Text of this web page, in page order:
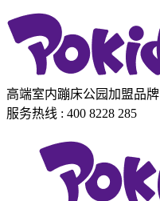
高端室内蹦床公园加盟品牌
服务热线 : 400 8228 285